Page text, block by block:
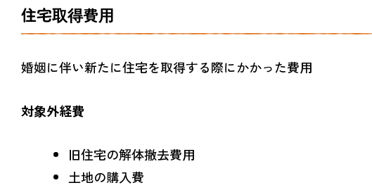
住宅取得費用
婚姻に伴い新たに住宅を取得する際にかかった費用
対象外経費
旧住宅の解体撤去費用
土地の購入費